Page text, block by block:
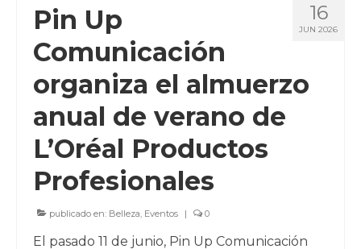
16
JUN 2026
Pin Up
Comunicación
organiza el almuerzo
anual de verano de
L’Oréal Productos
Profesionales
publicado en: Belleza, Eventos | 0
El pasado 11 de junio, Pin Up Comunicación